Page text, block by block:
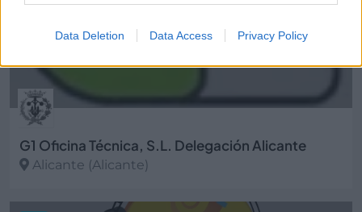
Data Deletion Data Access Privacy Policy
G1 Oficina Técnica, S.L. Delegación Alicante
Alicante (Alicante)